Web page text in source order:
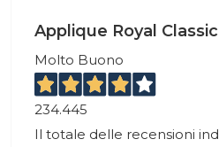
Applique Royal
Molto Buono
234.445
Il totale delle recensioni